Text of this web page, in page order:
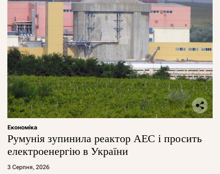
Економіка
Румунія зупинила реактор АЕС і просить
електроенергію в України
3 Серпня, 2026